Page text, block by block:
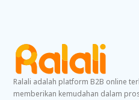
Ralali adalah platform B2B online
memberikan kemudahan dalam